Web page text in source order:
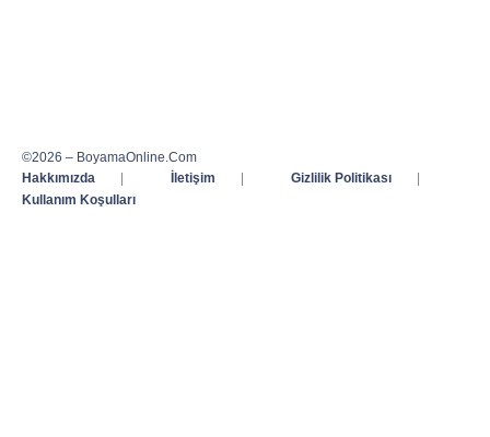
©2026 – BoyamaOnline.Com
Hakkımızda
| İletişim | Gizlilik Politikası
|
Kullanım Koşulları